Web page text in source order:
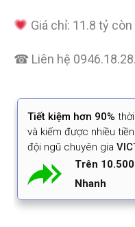
Giá chỉ: 11.8 tỷ
☎ Liên hệ
Tiết kiệm hơn 90%
và kiếm được nhiều
đội ngũ chuyên gia
Trên
Nhanh